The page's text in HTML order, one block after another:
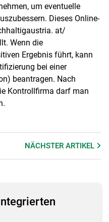
um eventuelle
Dieses Online-
at/
Wenn die
Ergebnis führt, kann
bei einer
beantragen. Nach
Kontrollfirma darf man
NÄCHSTERARTIKEL